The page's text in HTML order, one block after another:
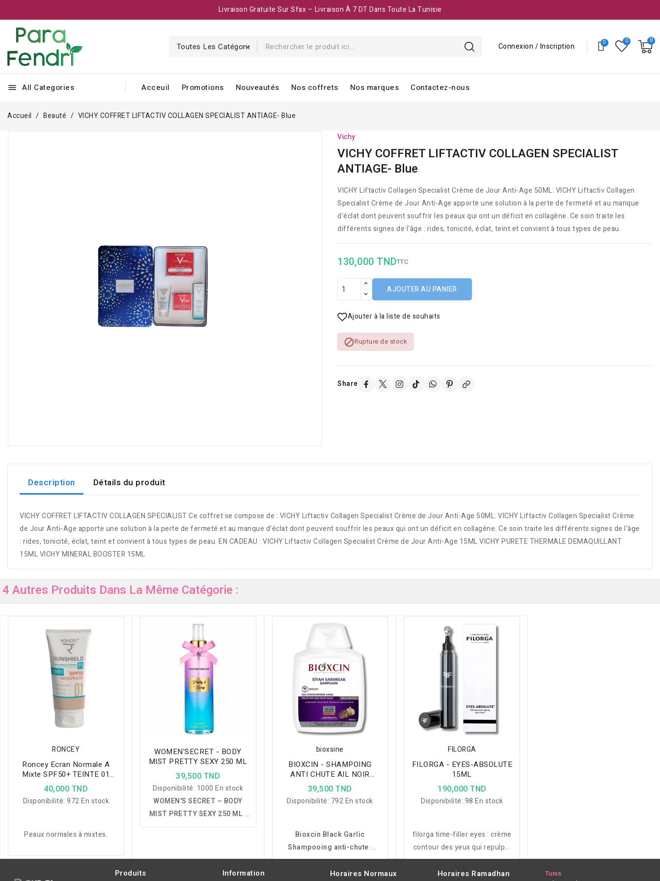
Livraison Gratuite Sur Sfax – Livraison À 7 DT Dans Toute La Tunisie
Connexion / Inscription
menu All Categories Acceuil Promotions Nouveautés Nos coffrets Nos marques Contactez-nous
Accueil Beauté VICHY COFFRET LIFTACTIV COLLAGEN SPECIALIST ANTIAGE- Blue
Vichy
VICHY COFFRET LIFTACTIV COLLAGEN SPECIALIST
ANTIAGE- Blue
VICHY Liftactiv Collagen Specialist Crème de Jour Anti-Age 50ML: VICHY Liftactiv Collagen
Specialist Crème de Jour Anti-Age apporte une solution à la perte de fermeté et au manque
d’éclat dont peuvent souffrir les peaux qui ont un déficit en collagène. Ce soin traite les
différents signes de l'âge : rides, tonicité, éclat, teint et convient à tous types de peau.
130,000 TNDTTC
AJOUTER AU PANIER
Ajouter à la liste de souhaits
Rupture de stock
Share
Description Détails du produit
VICHY COFFRET LIFTACTIV COLLAGEN SPECIALIST Ce coffret se compose de : VICHY Liftactiv Collagen Specialist Crème de Jour Anti-Age 50ML: VICHY Liftactiv Collagen Specialist Crème
de Jour Anti-Age apporte une solution à la perte de fermeté et au manque d’éclat dont peuvent souffrir les peaux qui ont un déficit en collagène. Ce soin traite les différents signes de l'âge
: rides, tonicité, éclat, teint et convient à tous types de peau. EN CADEAU : VICHY Liftactiv Collagen Specialist Crème de Jour Anti-Age 15ML VICHY PURETE THERMALE DEMAQUILLANT
15ML VICHY MINERAL BOOSTER 15ML
4 Autres Produits Dans La Même Catégorie :
RONCEY
Roncey Ecran Normale A
Mixte SPF50+ TEINTE 01
50ml
40,000 TND
Disponibilité:972 En stock
Peaux normales à mixtes.
WOMEN'SECRET - BODY
MIST PRETTY SEXY 250 ML
39,500 TND
Disponibilité: 1000 En stock
WOMEN'S SECRET – BODY
MIST PRETTY SEXY 250 ML :
une brume parfumée pour le
fraîcheur durable et un voile
bioxsine
BIOXCIN - SHAMPOING
ANTI CHUTE AIL NOIR
300ML
39,500 TND
Disponibilité: 792 En stock
Bioxcin Black Garlic
Shampooing anti-chute :
formule au Biocomplex B11 et
ail noir pour réduire la chute
FILORGA
FILORGA - EYES-ABSOLUTE
15ML
190,000 TND
Disponibilité: 98 En stock
filorga time-filler eyes : crème
contour des yeux qui repulpe,
lisse les ridules, réduit le
relâchement et renforce les
Produits Information Horaires Normaux Horaires Ramadhan
Tunis